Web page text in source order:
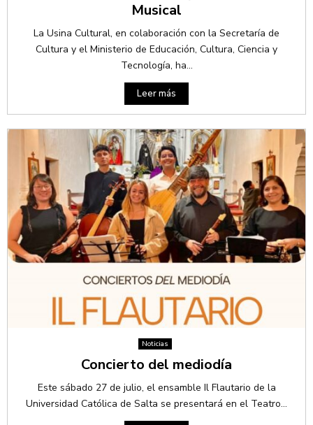
Musical
La Usina Cultural, en colaboración con la Secretaría de
Cultura y el Ministerio de Educación, Cultura, Ciencia y
Tecnología, ha...
Leer más
Noticias
Concierto del mediodía
Este sábado 27 de julio, el ensamble Il Flautario de la
Universidad Católica de Salta se presentará en el Teatro...